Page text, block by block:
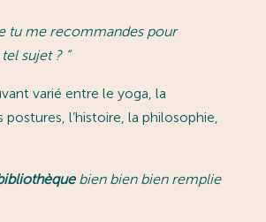
tu me recommandes pour
sujet ? ”
varié entre le yoga, la
l’histoire, la philosophie,
bien bien bien remplie